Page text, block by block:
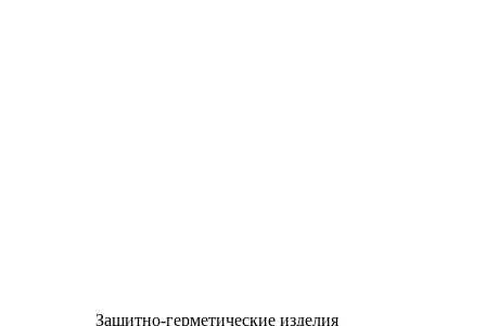
Защитно-герметические изделия